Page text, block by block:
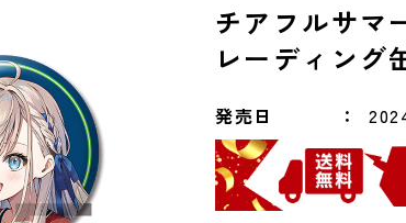
チアフルサマ
レーディング
発売日